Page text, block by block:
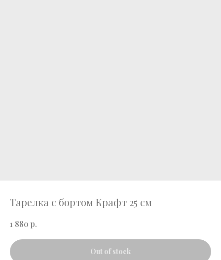
Тарелка с бортом Крафт 25 см
1 880 р.
Out of stock